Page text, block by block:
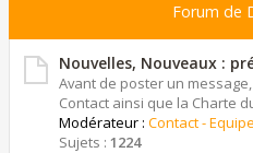
Forum de
Nouvelles, Nouveaux :
Avant de poster un
Contact ainsi que la Charte
Modérateur : Contact -
Sujets : 1224